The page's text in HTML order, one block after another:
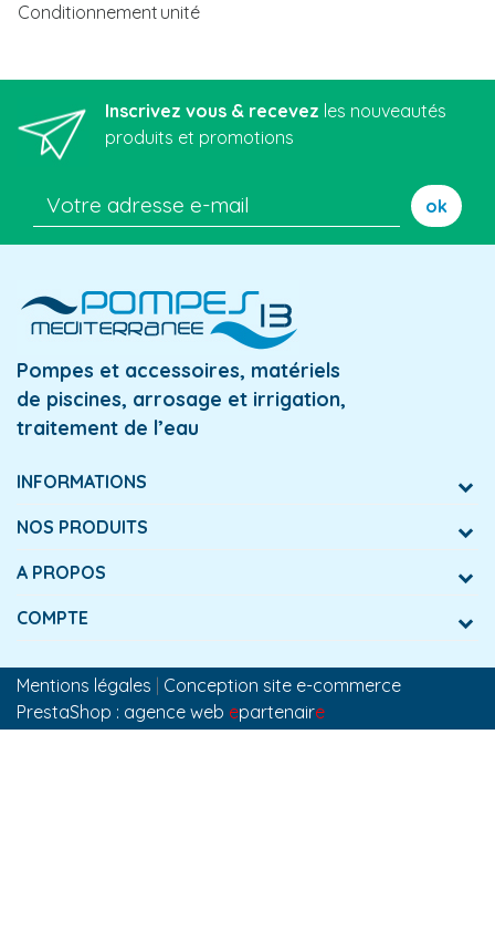
Conditionnement unité
Inscrivez vous & recevez les nouveautés
produits et promotions
ok
Pompes et accessoires, matériels
de piscines, arrosage et irrigation,
traitement de l’eau
INFORMATIONS
NOS PRODUITS
A PROPOS
COMPTE
Mentions légales
Conception site e-commerce
PrestaShop : agence web epartenaire